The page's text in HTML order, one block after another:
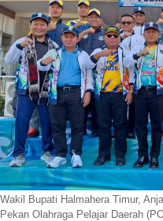
Wakil Bupati Halmahera Timur,
Pekan Olahraga Pelajar Daerah